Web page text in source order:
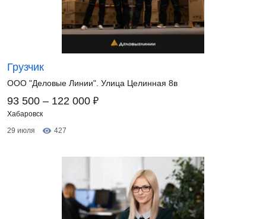
Грузчик
ООО "Деловые Линии". Улица Целинная 8в
93 500 – 122 000 ₽
Хабаровск
29 июля
427